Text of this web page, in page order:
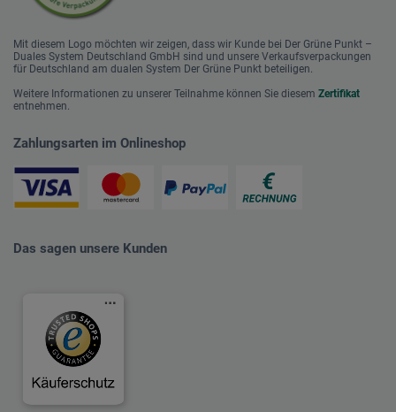
Mit diesem Logo möchten wir zeigen, dass wir Kunde bei Der Grüne Punkt –
Duales System Deutschland GmbH sind und unsere Verkaufsverpackungen
für Deutschland am dualen System Der Grüne Punkt beteiligen.
Weitere Informationen zu unserer Teilnahme können Sie diesem Zertifikat
entnehmen.
Zahlungsarten im Onlineshop
Das sagen unsere Kunden